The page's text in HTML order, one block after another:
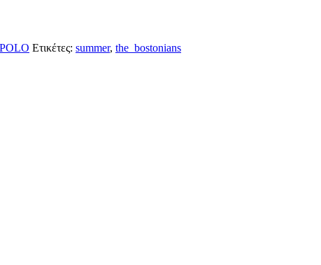
Ετικέτες: summer, the_bostonians